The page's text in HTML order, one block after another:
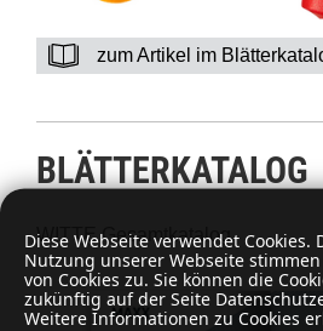
zum Artikel im
BLÄTTERKATALOG
WITTE Gesamtkatalog
Diese Webseite verwendet Cookies.
Nutzung unserer Webseite
von Cookies zu. Sie können die
zukünftig auf der Seite
Weitere Informationen zu Cookies